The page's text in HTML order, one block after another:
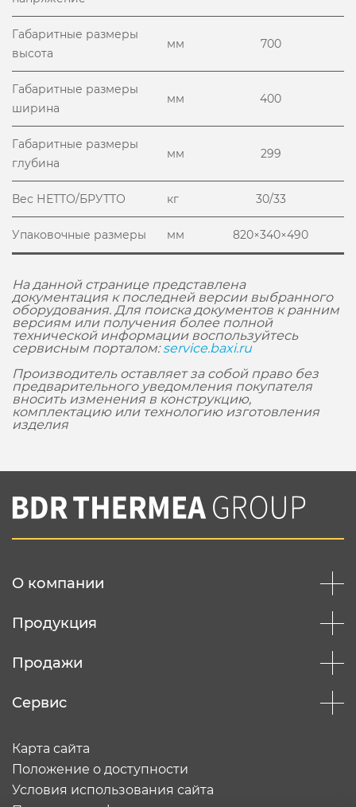
Габаритные размеры
высота
мм 700
Габаритные размеры
ширина
мм 400
Габаритные размеры
глубина
мм 299
Вес НЕТТО/БРУТТО кг 30/33
Упаковочные размеры мм 820×340×490
На данной странице представлена
документация к последней версии выбранного
оборудования. Для поиска документов к ранним
версиям или получения более полной
технической информации воспользуйтесь
сервисным порталом:service.baxi.ru
Производитель оставляет за собой право без
предварительного уведомления покупателя
вносить изменения в конструкцию,
комплектацию или технологию изготовления
изделия
О компании
Продукция
Продажи
Сервис
Карта сайта
Положение о доступности
Условия использования сайта